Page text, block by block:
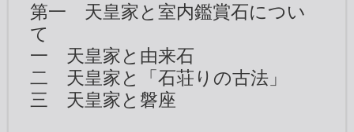
第一 天皇家と室内鑑賞石につい
て
一 天皇家と由来石
二 天皇家と「石荘りの古法」
三 天皇家と磐座